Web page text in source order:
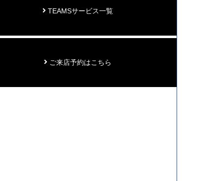
TEAMSサービス一覧
ご来店予約はこちら